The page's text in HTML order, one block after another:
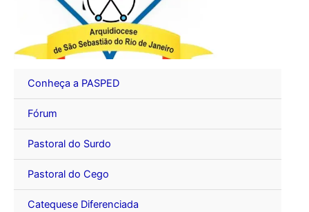
Conheça a PASPED
Fórum
Pastoral do Surdo
Pastoral do Cego
Catequese Diferenciada